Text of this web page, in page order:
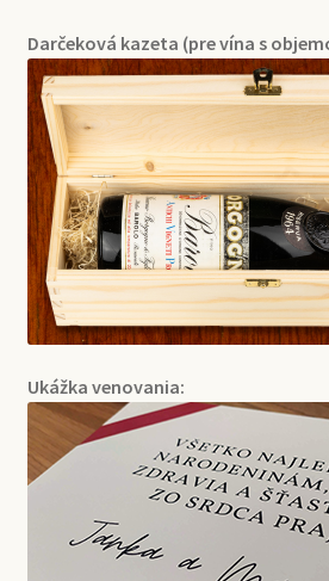
Darčeková kazeta (pre vína s
Ukážka venovania: